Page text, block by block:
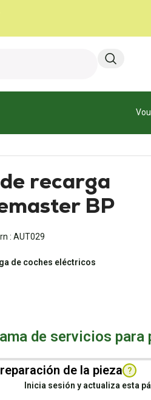
recarga
BP
: AUT029
de coches eléctricos
de servicios
de la pieza ?
Inicia sesión y actualiza esta